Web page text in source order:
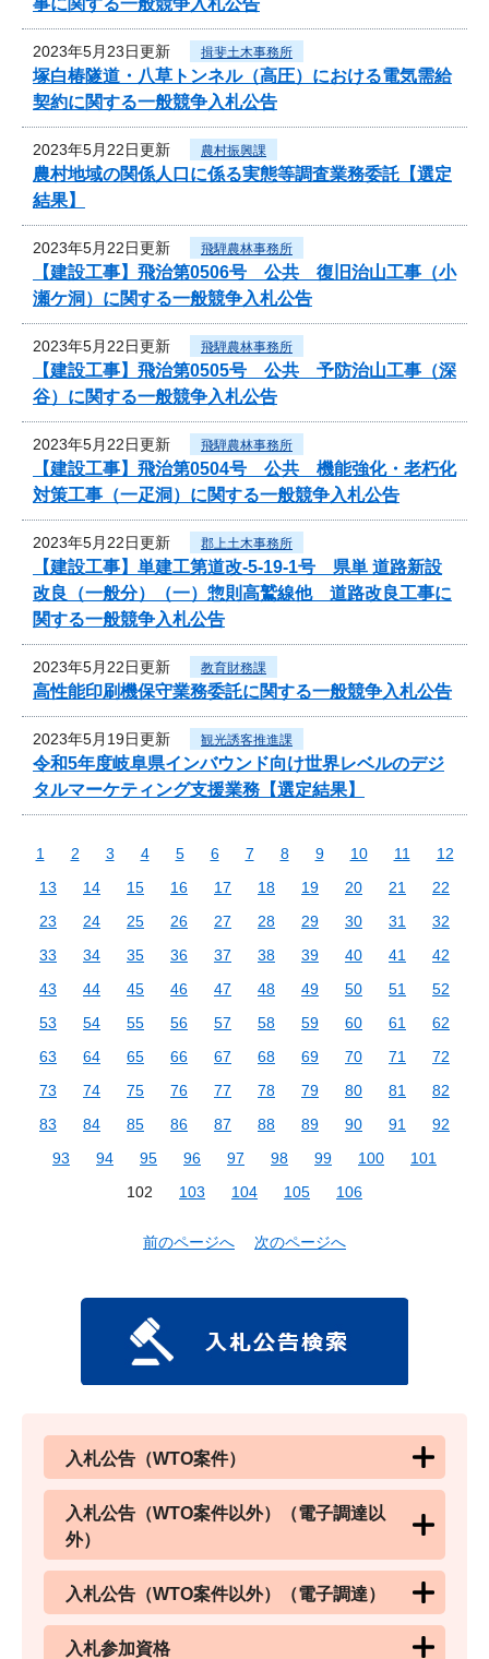
2023年5月23日更新 揖斐土木事務所
塚白椿隧道・八草トンネル（高圧）における電気需給
契約に関する一般競争入札公告
2023年5月22日更新 農村振興課
農村地域の関係人口に係る実態等調査業務委託【選定
結果】
2023年5月22日更新 飛騨農林事務所
【建設工事】飛治第0506号 公共 復旧治山工事（小
瀬ケ洞）に関する一般競争入札公告
2023年5月22日更新 飛騨農林事務所
【建設工事】飛治第0505号 公共 予防治山工事（深
谷）に関する一般競争入札公告
2023年5月22日更新 飛騨農林事務所
【建設工事】飛治第0504号 公共 機能強化・老朽化
対策工事（一疋洞）に関する一般競争入札公告
2023年5月22日更新 郡上土木事務所
【建設工事】単建工第道改-5-19-1号 県単 道路新設
改良（一般分）（一）惣則高鷲線他 道路改良工事に
関する一般競争入札公告
2023年5月22日更新 教育財務課
高性能印刷機保守業務委託に関する一般競争入札公告
2023年5月19日更新 観光誘客推進課
令和5年度岐阜県インバウンド向け世界レベルのデジ
タルマーケティング支援業務【選定結果】
1 2 3 4 5 6 7 8 9 10 11
12
13
14 15 16 17 18 19 20 21
22
23
24 25 26 27 28 29 30 31
32
33
34 35 36 37 38 39 40 41
42
43
44 45 46 47 48 49 50 51
52
53
54 55 56 57 58 59 60 61
62
63
64 65 66 67 68 69 70 71
72
73
74 75 76 77 78 79 80 81
82
83
84 85 86 87 88 89 90 91
92
93
94 95 96 97 98 99 100
101
102
103 104 105 106
前のページへ 次のページへ
入札公告（WTO案件）
入札公告（WTO案件以外）（電子調達以
外）
入札公告（WTO案件以外）（電子調達）
入札参加資格